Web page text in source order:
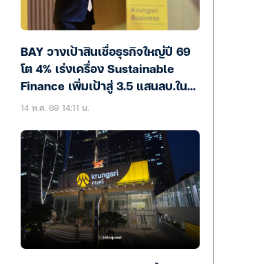
BAY วางเป้าสินเชื่อธุรกิจใหญ่ปี 69
โต 4% เร่งเครื่อง Sustainable
Finance เพิ่มเป้าสู่ 3.5 แสนลบ.ใน
อีก 5 ปี
14 พ.ค. 69 14:11 น.